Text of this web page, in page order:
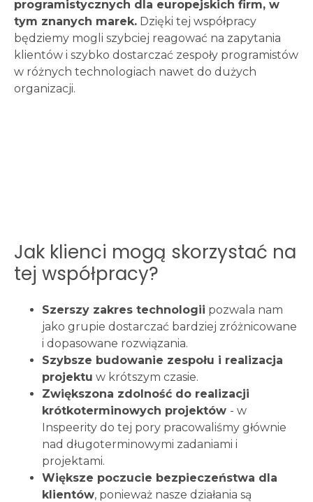
programistycznych dla europejskich firm, w
tym znanych marek. Dzięki tej współpracy
będziemy mogli szybciej reagować na zapytania
klientów i szybko dostarczać zespoły programistów
w różnych technologiach nawet do dużych
organizacji.
Jak klienci mogą skorzystać na
tej współpracy?
Szerszy zakres technologii pozwala nam
jako grupie dostarczać bardziej zróżnicowane
i dopasowane rozwiązania.
Szybsze budowanie zespołu i realizacja
projektu w krótszym czasie.
Zwiększona zdolność do realizacji
krótkoterminowych projektów - w
Inspeerity do tej pory pracowaliśmy głównie
nad długoterminowymi zadaniami i
projektami.
Większe poczucie bezpieczeństwa dla
klientów, ponieważ nasze działania są